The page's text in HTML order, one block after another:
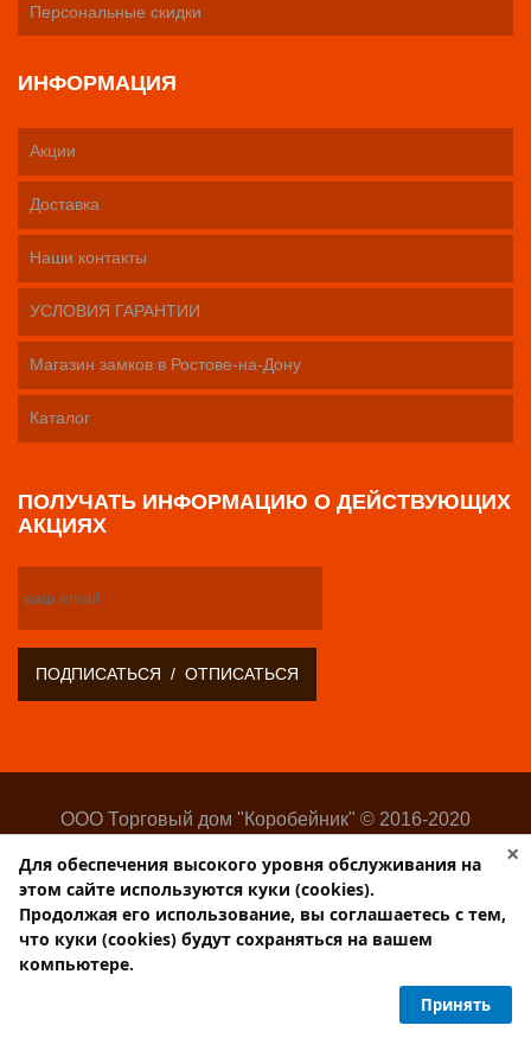
Персональные скидки
ИНФОРМАЦИЯ
Акции
Доставка
Наши контакты
УСЛОВИЯ ГАРАНТИИ
Магазин замков в Ростове-на-Дону
Каталог
ПОЛУЧАТЬ ИНФОРМАЦИЮ О ДЕЙСТВУЮЩИХ
АКЦИЯХ
ООО Торговый дом "Коробейник" © 2016-2020
изделий
Разработка:Web-студия Websilon
Поддержка сайта —ООО «Центр-Интернет»
Торговый дом КОРОБЕЙНИК
×
Для обеспечения высокого уровня обслуживания на
этом сайте используются куки (cookies).
Продолжая его использование, вы соглашаетесь с тем,
что куки (cookies) будут сохраняться на вашем
компьютере.
Принять